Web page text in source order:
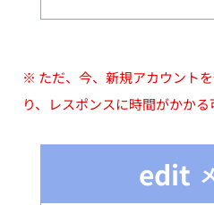
※ ただ、今、新規アカウント
り、レスポンスに時間がかかる
edit